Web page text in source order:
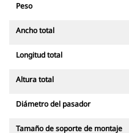
Peso
Ancho total
Longitud total
Altura total
Diámetro del pasador
Tamaño de soporte de montaje